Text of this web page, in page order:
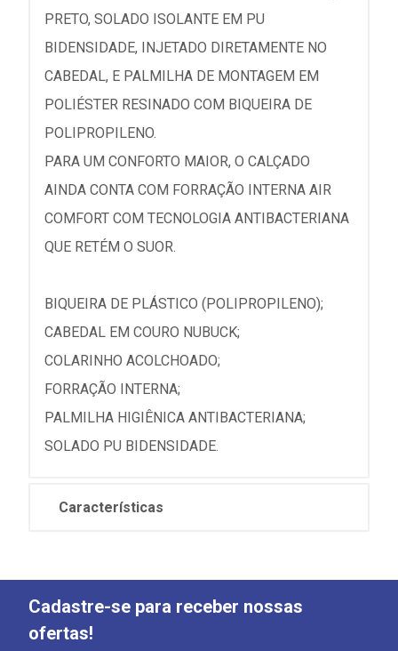
PRETO, SOLADO ISOLANTE EM PU
BIDENSIDADE, INJETADO DIRETAMENTE NO
CABEDAL, E PALMILHA DE MONTAGEM EM
POLIÉSTER RESINADO COM BIQUEIRA DE
POLIPROPILENO.
PARA UM CONFORTO MAIOR, O CALÇADO
AINDA CONTA COM FORRAÇÃO INTERNA AIR
COMFORT COM TECNOLOGIA ANTIBACTERIANA
QUE RETÉM O SUOR.
BIQUEIRA DE PLÁSTICO (POLIPROPILENO);
CABEDAL EM COURO NUBUCK;
COLARINHO ACOLCHOADO;
FORRAÇÃO INTERNA;
PALMILHA HIGIÊNICA ANTIBACTERIANA;
SOLADO PU BIDENSIDADE.
Características
Cadastre-se para receber nossas
ofertas!